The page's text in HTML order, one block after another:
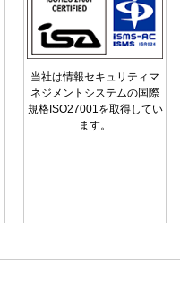
当社は情報セキュリティマ
ネジメントシステムの国際
規格ISO27001を取得してい
ます。